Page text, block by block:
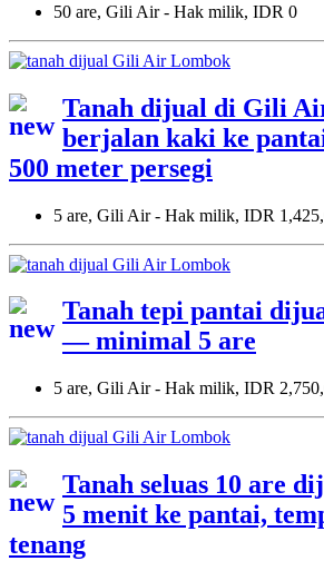
50 are, Gili Air - Hak milik, IDR 0
Tanah dijual di Gili
berjalan kaki ke
500 meter persegi
5 are, Gili Air - Hak milik, IDR
Tanah tepi pantai
— minimal 5 are
5 are, Gili Air - Hak milik, IDR
Tanah seluas 10 are
5 menit ke pantai,
tenang